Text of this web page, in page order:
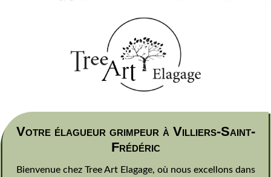
Votre élagueur grimpeur à Villiers-Saint-
Frédéric
Bienvenue chez Tree Art Elagage, où nous excellons dans